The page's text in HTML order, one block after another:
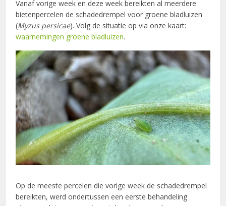
Vanaf vorige week en deze week bereikten al meerdere
bietenpercelen de schadedrempel voor groene bladluizen
(Myzus persicae). Volg de situatie op via onze kaart:
waarnemingen groene bladluizen.
Op de meeste percelen die vorige week de schadedrempel
bereikten, werd ondertussen een eerste behandeling